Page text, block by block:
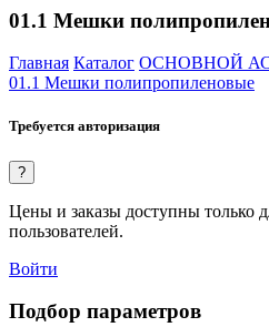
01.1 Мешки
Главная Каталог ОСНОВНОЙ
01.1 Мешки полипропиленовые
Требуется авторизация
?
Цены и заказы доступны только
пользователей.
Войти
Подбор параметров